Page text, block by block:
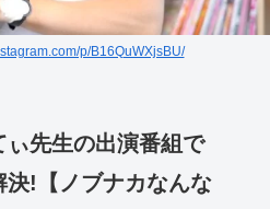
p/B16QuWXjsBU/
先生の出演番組で
決!【ノブナカなんな